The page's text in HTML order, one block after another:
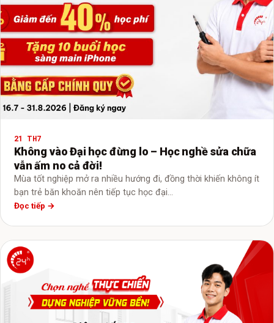
21 TH7
Không vào Đại học đừng lo – Học nghề sửa chữa
vẫn ấm no cả đời!
Mùa tốt nghiệp mở ra nhiều hướng đi, đồng thời khiến không ít
bạn trẻ băn khoăn nên tiếp tục học đại…
Đọc tiếp →